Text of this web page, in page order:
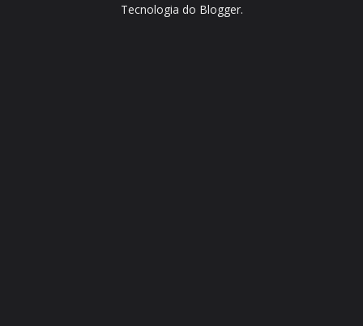
Tecnologia do Blogger.